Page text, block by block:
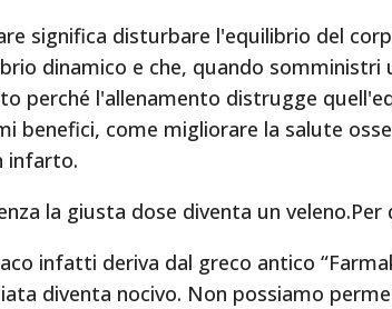
significa disturbare l'equilibrio del
dinamico e che, quando
perché l'allenamento distrugge
benefici, come migliorare la salute
infarto.
la giusta dose diventa un
infatti deriva dal greco antico
diventa nocivo. Non possiamo